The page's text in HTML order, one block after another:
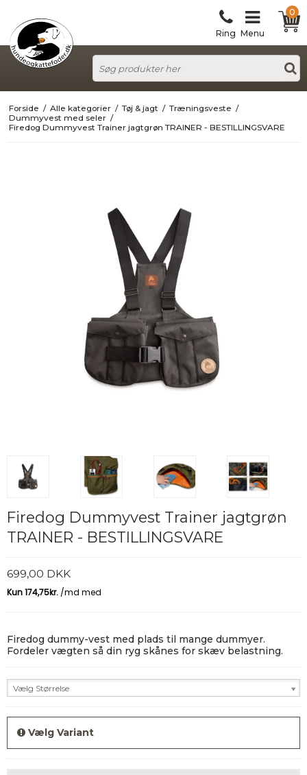
Ring Menu
0
Forside / Alle kategorier / Tøj & jagt / Træningsveste /
Dummyvest med seler /
Firedog Dummyvest Trainer jagtgrøn TRAINER - BESTILLINGSVARE
Firedog Dummyvest Trainer jagtgrøn
TRAINER - BESTILLINGSVARE
699,00 DKK
Firedog dummy-vest med plads til mange dummyer.
Fordeler vægten så din ryg skånes for skæv belastning.
Vælg Størrelse
Vælg Variant